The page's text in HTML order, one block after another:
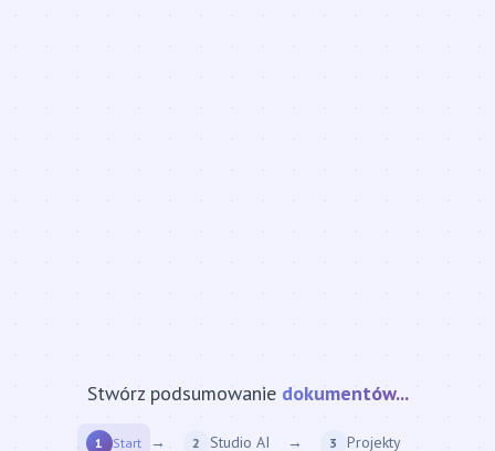
Stwórz podsumowanie strony internetowej...
1 Start → 2 Studio AI → 3 Projekty